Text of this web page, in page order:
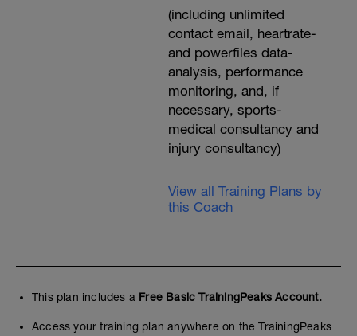
(including unlimited
contact email, heartrate-
and powerfiles data-
analysis, performance
monitoring, and, if
necessary, sports-
medical consultancy and
injury consultancy)
View all Training Plans by
this Coach
This plan includes a Free Basic TrainingPeaks Account.
Access your training plan anywhere on the TrainingPeaks